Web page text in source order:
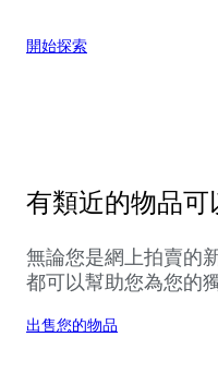
開始探索
有類近的物品可
無論您是網上拍賣的
都可以幫助您為您的
出售您的物品